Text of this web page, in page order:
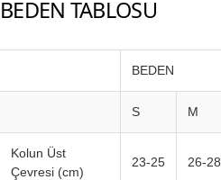
BEDEN TABLOSU
BEDEN
S M
Kolun Üst
Çevresi (cm)
23-25 26-28